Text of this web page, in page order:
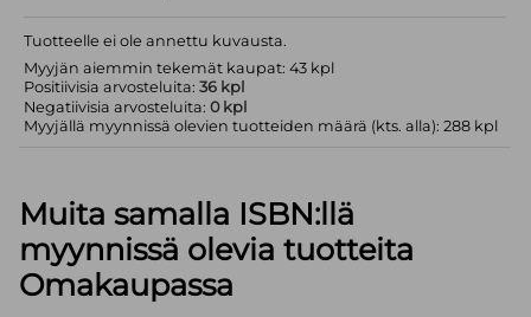
Tuotteelle ei ole annettu kuvausta.
Myyjän aiemmin tekemät kaupat: 43 kpl
Positiivisia arvosteluita:36 kpl
Negatiivisia arvosteluita:0 kpl
Myyjällä myynnissä olevien tuotteiden määrä (kts. alla): 288 kpl
Muita samalla ISBN:llä
myynnissä olevia tuotteita
Omakaupassa